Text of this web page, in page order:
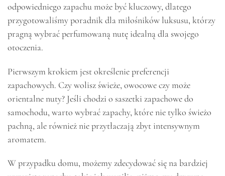
odpowiedniego zapachu może być kluczowy, dlatego
przygotowaliśmy poradnik dla miłośników luksusu, którzy
pragną wybrać perfumowaną nutę idealną dla swojego
otoczenia.
Pierwszym krokiem jest określenie preferencji
zapachowych. Czy wolisz świeże, owocowe czy może
orientalne nuty? Jeśli chodzi o saszetki zapachowe do
samochodu, warto wybrać zapachy, które nie tylko świeżo
pachną, ale również nie przytłaczają zbyt intensywnym
aromatem.
W przypadku domu, możemy zdecydować się na bardziej